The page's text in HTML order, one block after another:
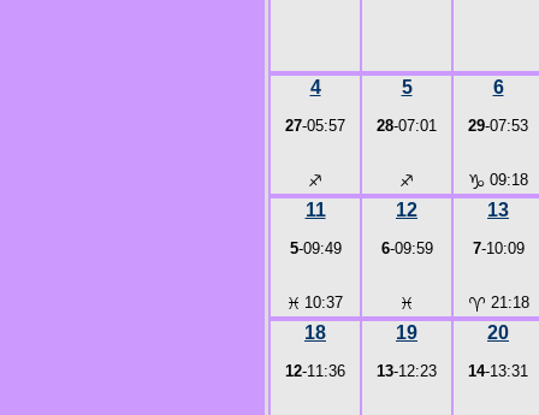
4
27-05:57
♐
5
28-07:01
♐
6
29-07:53
♑ 09:18
11
5-09:49
♓ 10:37
12
6-09:59
♓
13
7-10:09
♈ 21:18
18
12-11:36
19
13-12:23
20
14-13:31